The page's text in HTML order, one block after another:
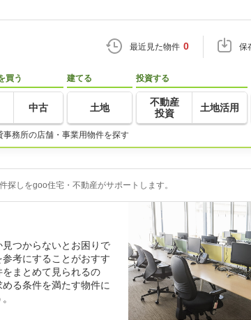
最近見た物件 0 保
買う
中古
建てる
土地
投資する
不動産
投資
土地活用
事務所の店舗・事業用物件を探す
しをgoo住宅・不動産がサポートします。
つからないとお困りで
考にすることがおすす
まとめて見られるの
る条件を満たす物件に